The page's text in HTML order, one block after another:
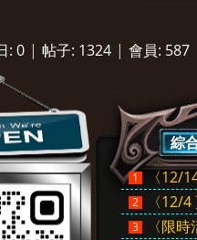
: 0 | 帖子: 1324 | 會員: 587
綜
1 〈12/
2 〈12/
3 〈限